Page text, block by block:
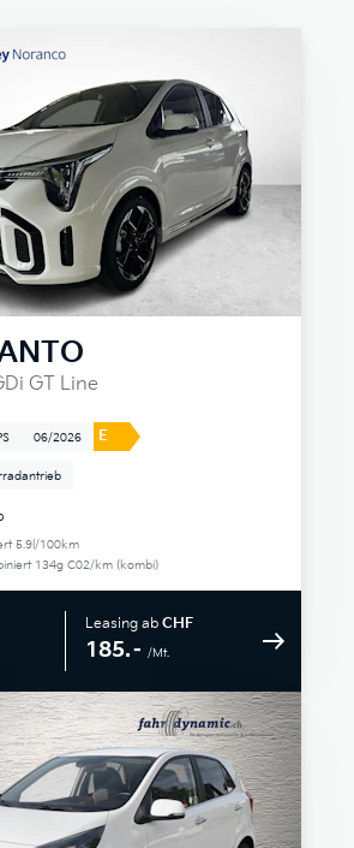
GT Line
06/2026 E
5.9l/100km
134g C02/km (kombi)
Leasing ab CHF
185.– /Mt.